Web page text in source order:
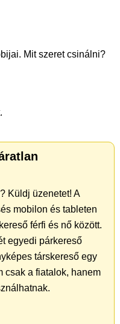
Mit szeret csinálni?
Küldj üzenetet! A
mobilon és tableten
férfi és nő között.
egyedi párkereső
társkereső egy
csak a fiatalok, hanem